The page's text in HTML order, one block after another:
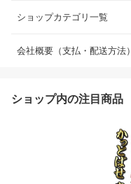
ショップカテゴリ一覧
会社概要（支払・配送方法）
ショップ内の注目商品